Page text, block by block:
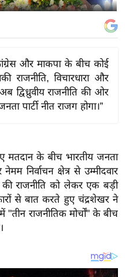
और माकपा के बीच कोई
राजनीति, विचारधारा और
द्विध्रुवीय राजनीति की ओर
पार्टी नीत राजग होगा।”
मतदान के बीच भारतीय जनता
निर्वाचन क्षेत्र से उम्मीदवार
की राजनीति को लेकर एक बड़ी
से बात करते हुए चंद्रशेखर ने
राजनीतिक मोर्चों" के बीच